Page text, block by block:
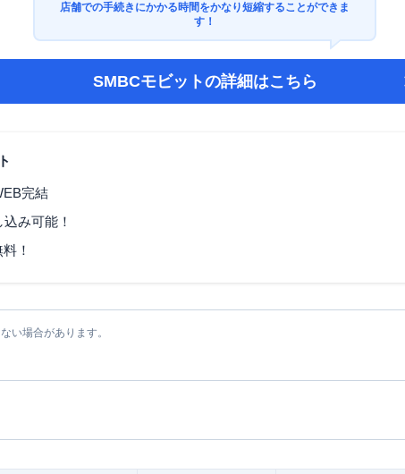
店舗での手続きにかかる時間をかなり短縮することができま
す！
SMBCモビットの詳細はこちら
完結
み可能！
！
い場合があります。